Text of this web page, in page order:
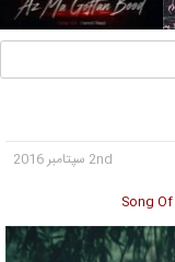
2nd سپتامبر 2016
Song Of